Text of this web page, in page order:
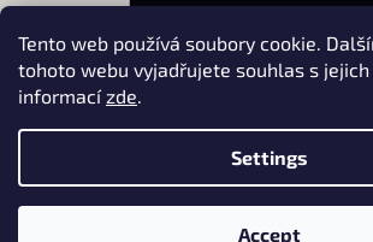
Tento web používá soubory cookie.
tohoto webu vyjadřujete souhlas s jejich
informacízde.
Settings
Accept
o
About shopping
Kontakt